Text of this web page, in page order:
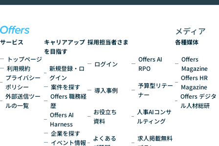
いう方にこそ参加いただきたいイベントで
サービス
トップページ
利用規約
プライバシー
ポリシー
外部送信ツー
ルの一覧
キャリアアップ
を目指す
新規登録・ロ
グイン
案件を探す
Offers 職務経
歴
Offers AI
Harness
企業を探す
イベント情報
採用担当者さま
ログイン
導入事例
お役立ち
資料
よくある
Offers AI
RPO
予算型リテー
ナー
人事AIコンサ
ルティング
求人掲載無料
メディア
各種媒体
Offers
Magazine
Offers HR
Magazine
Offers デジタ
ル人材総研